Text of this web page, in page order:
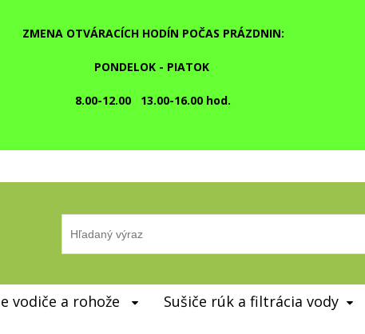
ZMENA OTVÁRACÍCH HODÍN POČAS PRÁZDNIN:
PONDELOK - PIATOK
8.00-12.00 13.00-16.00 hod.
vodiče a rohože Sušiče rúk a filtrácia vody